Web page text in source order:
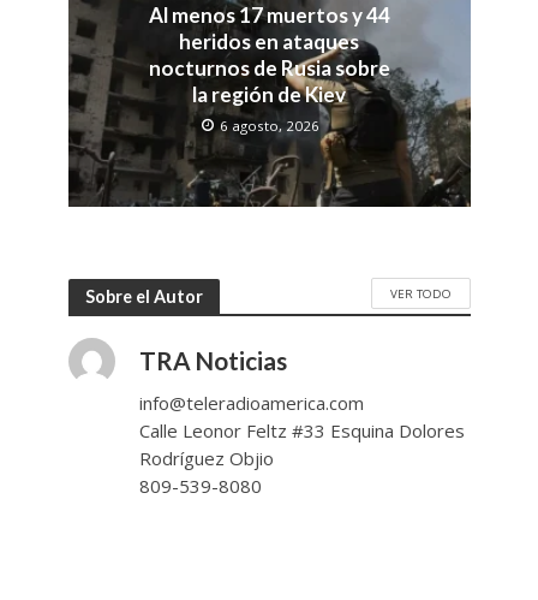
Al menos 17 muertos y 44
heridos en ataques
nocturnos de Rusia sobre
la región de Kiev
6 agosto, 2026
Sobre el Autor VER TODO
TRA Noticias
info@teleradioamerica.com
Calle Leonor Feltz #33 Esquina Dolores
Rodríguez Objio
809-539-8080